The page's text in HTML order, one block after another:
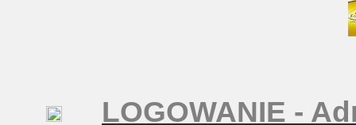
LOGOWANIE -